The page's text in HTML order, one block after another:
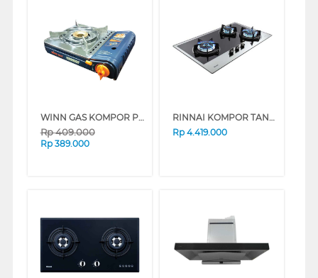
WINN GAS KOMPOR PORTABLE GAS BUTANE STOVE W2S BLUE
Rp409.000
Rp 389.000
RINNAI KOMPOR TANAM BUILT IN HOB RB3SSC(GB)
Rp 4.419.000